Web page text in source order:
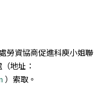
勞資協商促進科庾小姐聯
地址：
）索取。